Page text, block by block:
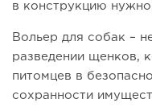
в конструкцию
Вольер для собак –
разведении щенков,
питомцев в
сохранности